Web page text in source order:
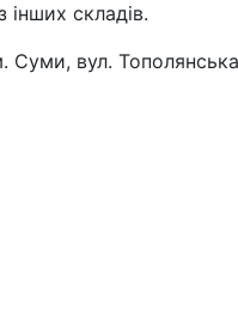
складів.
Суми, вул.